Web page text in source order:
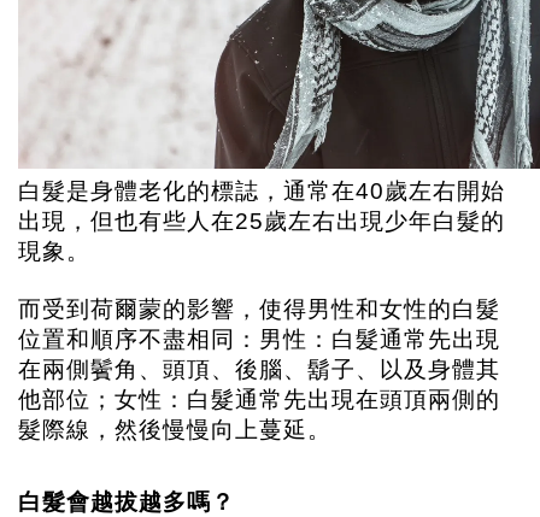
白髮是身體老化的標誌，通常在40歲左右開始
出現，但也有些人在25歲左右出現少年白髮的
現象。
而受到荷爾蒙的影響，使得男性和女性的白髮
位置和順序不盡相同：男性：白髮通常先出現
在兩側鬢角、頭頂、後腦、鬍子、以及身體其
他部位；女性：白髮通常先出現在頭頂兩側的
髮際線，然後慢慢向上蔓延。
白髮會越拔越多嗎？